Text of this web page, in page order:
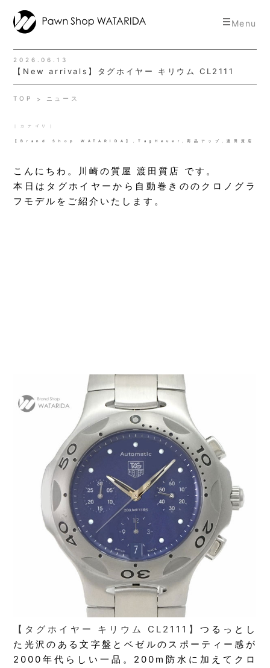
toggle
Menu
2026.06.13
【New arrivals】タグホイヤー キリウム CL2111
TOP ニュース
｜カテゴリ｜
【Brand Shop WATARIDA】 TagHeuer ,商品アップ ,渡田質店
こんにちわ。川崎の質屋 渡田質店 です。
本日はタグホイヤーから自動巻きののクロノグラ
フモデルをご紹介いたします。
【タグホイヤー キリウム CL2111】つるっとし
た光沢のある文字盤とベゼルのスポーティー感が
2000年代らしい一品。200m防水に加えてクロ